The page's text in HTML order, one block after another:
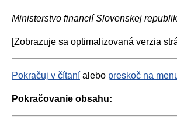
Ministerstvo financií Slovenskej
[Zobrazuje sa optimalizovaná verzia
Pokračuj v čítaní alebo preskoč na
Pokračovanie obsahu: